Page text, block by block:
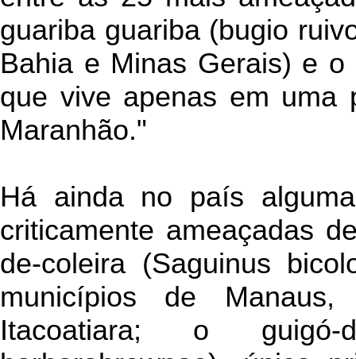
guariba guariba (bugio
Bahia e Minas Gerais) e
que vive apenas em uma
Maranhão."
Há ainda no país
criticamente ameaçadas
de-coleira (Saguinus
municípios de
Itacoatiara; o guigó-